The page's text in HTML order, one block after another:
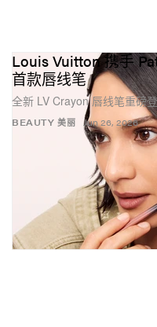
BEAUTY 美丽
Louis Vuitton 携手
首款唇线笔
全新 LV Crayon 唇线笔重磅
Jun 26, 2026